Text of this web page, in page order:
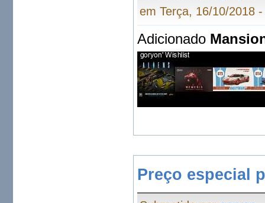
em Terça, 16/10/2018
Adicionado
Preço especial